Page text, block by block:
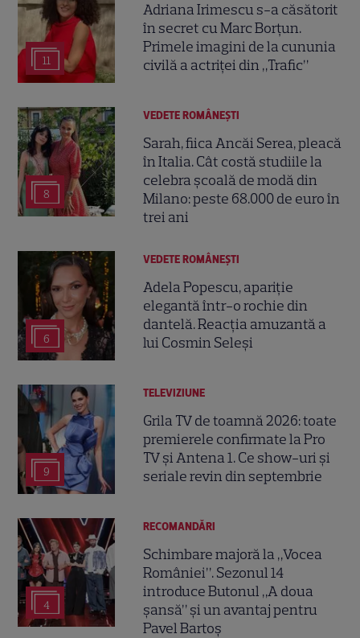
11
Adriana Irimescu s-a căsătorit
în secret cu Marc Borțun.
Primele imagini de la cununia
civilă a actriței din „Trafic”
8
VEDETE ROMÂNEŞTI
Sarah, fiica Ancăi Serea, pleacă
în Italia. Cât costă studiile la
celebra școală de modă din
Milano: peste 68.000 de euro în
trei ani
6
VEDETE ROMÂNEŞTI
Adela Popescu, apariție
elegantă într-o rochie din
dantelă. Reacția amuzantă a
lui Cosmin Seleși
9
TELEVIZIUNE
Grila TV de toamnă 2026: toate
premierele confirmate la Pro
TV și Antena 1. Ce show-uri și
seriale revin din septembrie
4
RECOMANDĂRI
Schimbare majoră la „Vocea
României”. Sezonul 14
introduce Butonul „A doua
șansă” și un avantaj pentru
Pavel Bartoș